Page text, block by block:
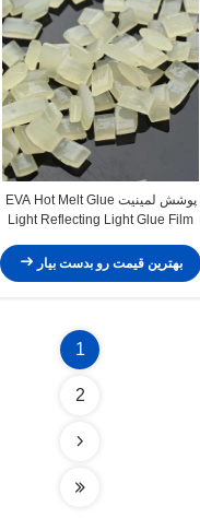
پوشش لمینیت EVA Hot Melt Glue
Light Reflecting Light Glue Film
بهترین قیمت رو بدست بیار
1
2